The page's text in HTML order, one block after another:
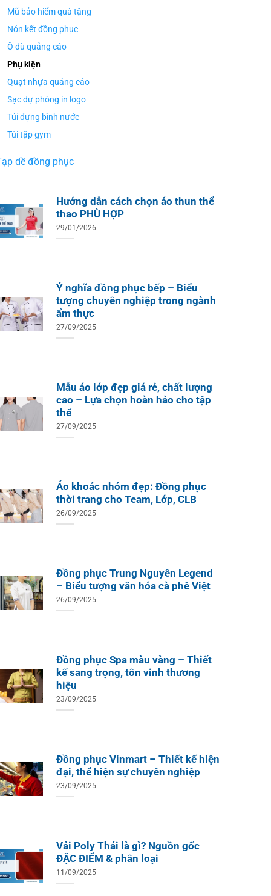
Mũ bảo hiểm quà tặng
Nón kết đồng phục
Ô dù quảng cáo
Phụ kiện
Quạt nhựa quảng cáo
Sạc dự phòng in logo
Túi đựng bình nước
Túi tập gym
dề đồng phục
Hướng dẫn cách chọn áo thun thể
thao PHÙ HỢP
29/01/2026
Ý nghĩa đồng phục bếp – Biểu
tượng chuyên nghiệp trong ngành
ẩm thực
27/09/2025
Mẫu áo lớp đẹp giá rẻ, chất lượng
cao – Lựa chọn hoàn hảo cho tập
thể
27/09/2025
Áo khoác nhóm đẹp: Đồng phục
thời trang cho Team, Lớp, CLB
26/09/2025
Đồng phục Trung Nguyên Legend
– Biểu tượng văn hóa cà phê Việt
26/09/2025
Đồng phục Spa màu vàng – Thiết
kế sang trọng, tôn vinh thương
hiệu
23/09/2025
Đồng phục Vinmart – Thiết kế hiện
đại, thể hiện sự chuyên nghiệp
23/09/2025
Vải Poly Thái là gì? Nguồn gốc
ĐẶC ĐIỂM & phân loại
11/09/2025